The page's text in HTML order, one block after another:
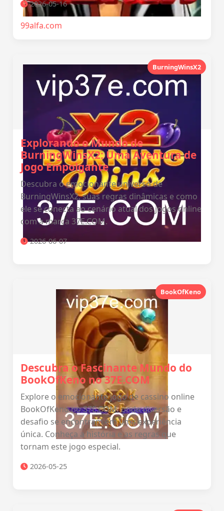
2026-05-16
99alfa.com
BurningWinsX2
Explorando o Mundo de
BurningWinsX2: Uma Aventura de
Jogo Empolgante
Descubra o emocionante universo de
BurningWinsX2, suas regras dinâmicas e como
ele se conecta ao cenário atual dos jogos online
com a marca 37E.COM.
2026-06-07
BookOfKeno
Descubra o Fascinante Mundo do
BookOfKeno no 37E.COM
Explore o emocionante jogo de cassino online
BookOfKeno no 37E.COM, onde diversão e
desafio se encontram em uma experiência
única. Conheça a história e as regras que
tornam este jogo especial.
2026-05-25